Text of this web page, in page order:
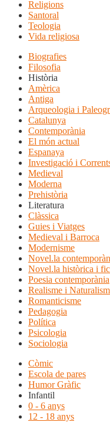
Religions
Santoral
Teologia
Vida religiosa
Biografies
Filosofia
Història
Amèrica
Antiga
Arqueologia i
Catalunya
Contemporània
El món actual
Espanaya
Investigació i
Medieval
Moderna
Prehistòria
Literatura
Clàssica
Guies i Viatges
Medieval i Barroca
Modernisme
Novel.la
Novel.la històrica i
Poesia contemporània
Realisme i
Romanticisme
Pedagogia
Política
Psicologia
Sociologia
Còmic
Escola de pares
Humor Gràfic
Infantil
0 - 6 anys
12 - 18 anys